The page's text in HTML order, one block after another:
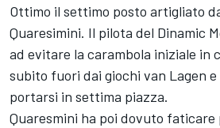
Ottimo il settimo posto artigliato
Quaresimini. Il pilota del Dinamic
ad evitare la carambola iniziale in
subito fuori dai giochi van Lagen
portarsi in settima piazza.
Quaresmini ha poi dovuto